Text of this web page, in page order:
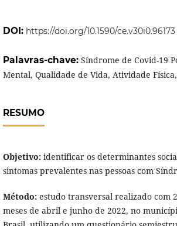
DOI: https://doi.org/10.1590/ce.v30i0.96173
Palavras-chave: Síndrome de Covid-19
Mental, Qualidade de Vida, Atividade
RESUMO
Objetivo:identificar os determinantes
sintomas prevalentes nas pessoas com
Método:estudo transversal realizado com
meses de abril e junho de 2022, no